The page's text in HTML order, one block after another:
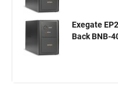
Exegate
Back BNB-